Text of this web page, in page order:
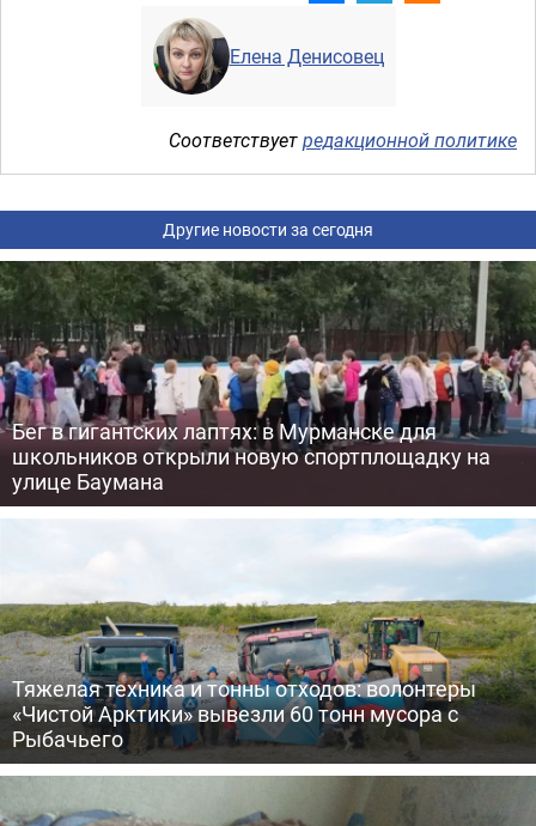
Елена Денисовец
Соответствуетредакционной политике
Другие новости за сегодня
Бег в гигантских лаптях: в Мурманске для
школьников открыли новую спортплощадку на
улице Баумана
Тяжелая техника и тонны отходов: волонтеры
«Чистой Арктики» вывезли 60 тонн мусора с
Рыбачьего